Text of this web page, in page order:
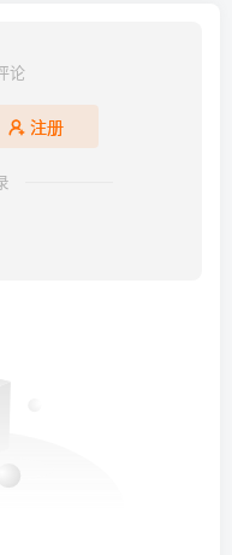
论
注册